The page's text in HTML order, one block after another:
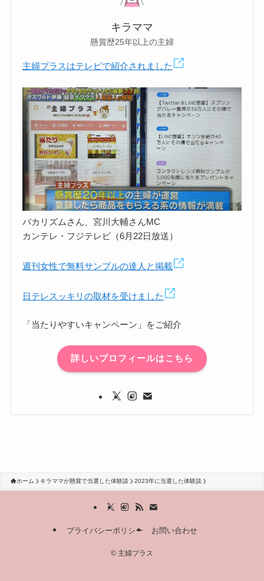
キラママ
懸賞歴25年以上の主婦
主婦プラスはテレビで紹介されました
バカリズムさん、宮川大輔さんMC
カンテレ・フジテレビ（6月22日放送）
週刊女性で無料サンプルの達人と掲載
日テレスッキリの取材を受けました
「当たりやすいキャンペーン」をご紹介
詳しいプロフィールはこちら
ホーム キラママが懸賞で当選した体験談 2023年に当選した体験談
プライバシーポリシー お問い合わせ
© 主婦プラス